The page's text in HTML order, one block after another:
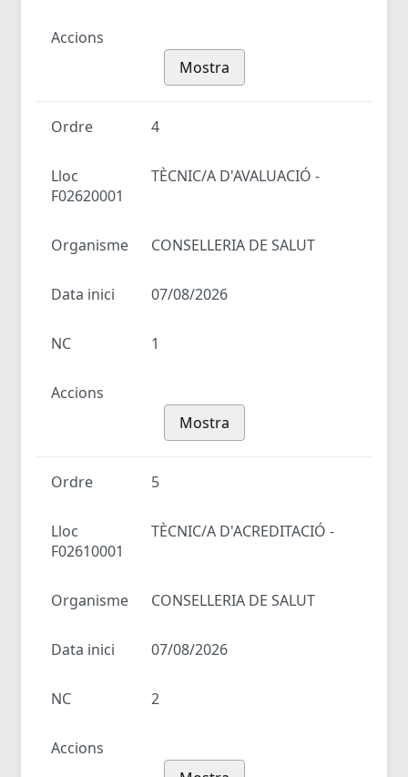
Accions
Mostra
Ordre 4
Lloc
TÈCNIC/A D'AVALUACIÓ -
F02620001
Organisme CONSELLERIA DE SALUT
Data inici 07/08/2026
NC 1
Accions
Mostra
Ordre 5
Lloc
TÈCNIC/A D'ACREDITACIÓ -
F02610001
Organisme CONSELLERIA DE SALUT
Data inici 07/08/2026
NC 2
Accions